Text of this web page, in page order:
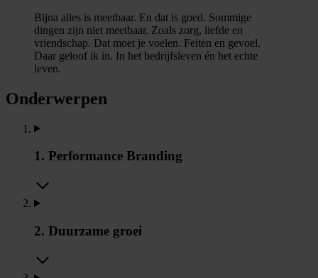
Bijna alles is meetbaar. En dat is goed. Sommige
dingen zijn niet meetbaar. Zoals zorg, liefde en
vriendschap. Dat moet je voelen. Feiten en gevoel.
Daar geloof ik in. In het bedrijfsleven én het echte
leven.
Onderwerpen
1. Performance Branding
2. Duurzame groei